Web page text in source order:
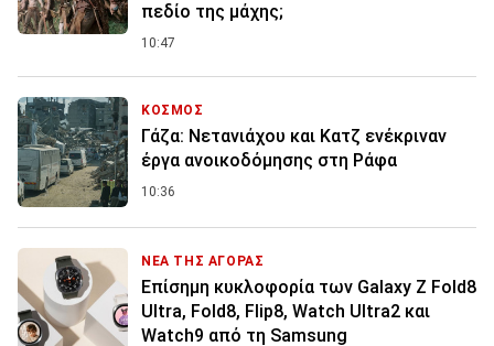
πεδίο της μάχης;
10:47
ΚΟΣΜΟΣ
Γάζα: Νετανιάχου και Κατζ ενέκριναν
έργα ανοικοδόμησης στη Ράφα
10:36
ΝΕΑ ΤΗΣ ΑΓΟΡΑΣ
Επίσημη κυκλοφορία των Galaxy Z Fold8
Ultra, Fold8, Flip8, Watch Ultra2 και
Watch9 από τη Samsung